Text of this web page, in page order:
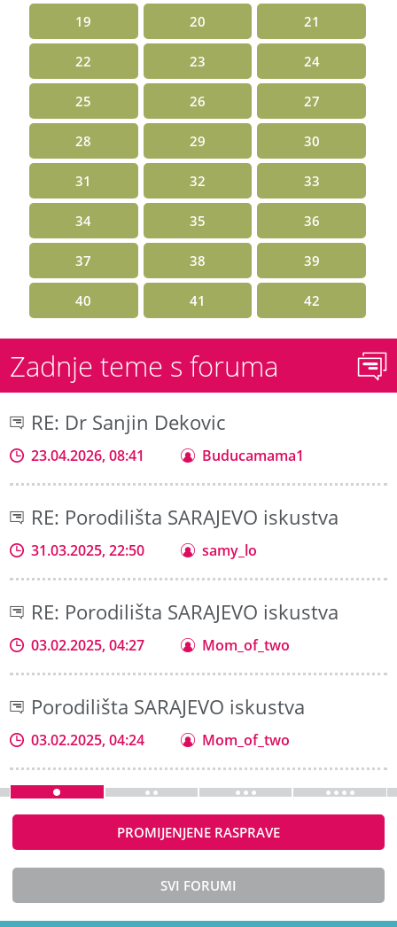
19 20 21
22 23 24
25 26 27
28 29 30
31 32 33
34 35 36
37 38 39
40 41 42
Zadnje teme s foruma
RE: Dr Sanjin Dekovic
23.04.2026, 08:41 Buducamama1
RE: Porodilišta SARAJEVO iskustva
31.03.2025, 22:50 samy_lo
RE: Porodilišta SARAJEVO iskustva
03.02.2025, 04:27 Mom_of_two
Porodilišta SARAJEVO iskustva
03.02.2025, 04:24 Mom_of_two
PROMIJENJENE RASPRAVE
SVI FORUMI